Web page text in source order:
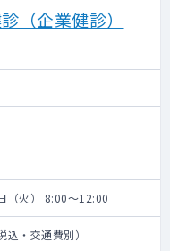
（企業健診）
（火） 8:00～12:00
・交通費別）